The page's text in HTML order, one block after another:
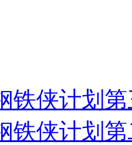
铁侠计划
铁侠计划